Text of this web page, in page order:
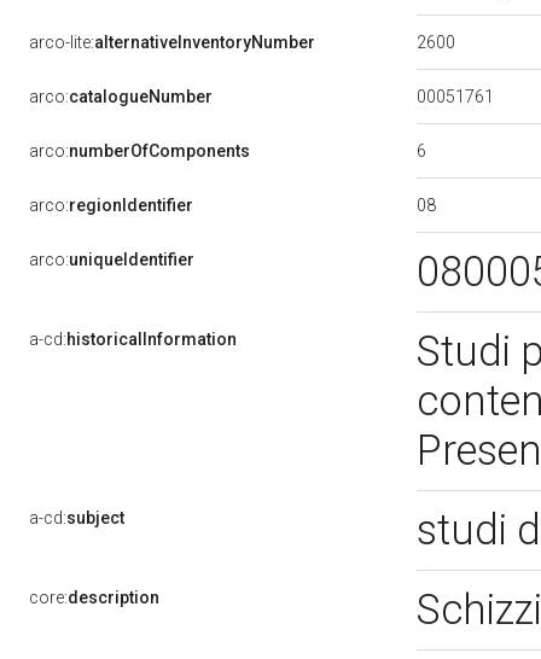
arco-lite:alternativeInventoryNumber 2600
arco:catalogueNumber 00051761
arco:numberOfComponents 6
arco:regionIdentifier 08
arco:uniqueIdentifier
a-cd:historicalInformation
Studi
a-cd:subject studi
core:description